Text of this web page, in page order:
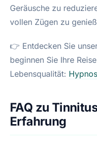
Geräusche zu
vollen Zügen zu
👉 Entdecken Sie
beginnen Sie Ihre
Lebensqualität:
FAQ zu
Erfahrung